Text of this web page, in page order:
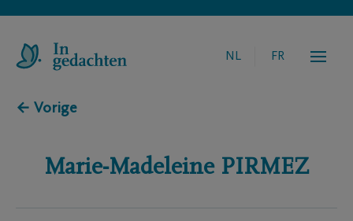
NL FR
← Vorige
Marie-Madeleine PIRMEZ